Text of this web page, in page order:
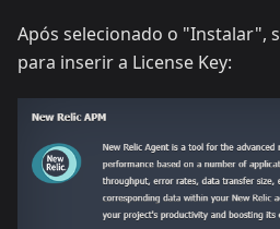
Após selecionado o "Instalar",
para inserir a License Key: